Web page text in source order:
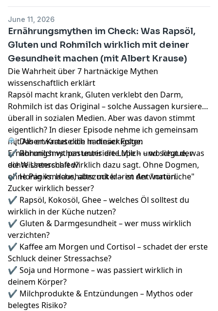
June 11, 2026
Ernährungsmythen im Check: Was Rapsöl,
Gluten und Rohmilch wirklich mit deiner
Gesundheit machen (mit Albert Krause)
Die Wahrheit über 7 hartnäckige Mythen
wissenschaftlich erklärt
Rapsöl macht krank, Gluten verklebt den Darm,
Rohmilch ist das Original – solche Aussagen kursieren
überall in sozialen Medien. Aber was davon stimmt
eigentlich? In dieser Episode nehme ich gemeinsam
mit Albert Krause die hartnäckigsten
Ernährungsmythen unter die Lupe – und schaue, was
die Wissenschaft wirklich dazu sagt. Ohne Dogmen,
ohne Panikmache, aber mit klaren Antworten.
🔍 Das erwartet dich in dieser Folge:
✔ Rohmilch vs. pasteurisierte Milch – wo liegt der
echte Unterschied?
✔ Honig vs. Haushaltszucker – ist der "natürliche"
Zucker wirklich besser?
✔ Rapsöl, Kokosöl, Ghee – welches Öl solltest du
wirklich in der Küche nutzen?
✔ Gluten & Darmgesundheit – wer muss wirklich
verzichten?
✔ Kaffee am Morgen und Cortisol – schadet der erste
Schluck deiner Stressachse?
✔ Soja und Hormone – was passiert wirklich in
deinem Körper?
✔ Milchprodukte & Entzündungen – Mythos oder
belegtes Risiko?